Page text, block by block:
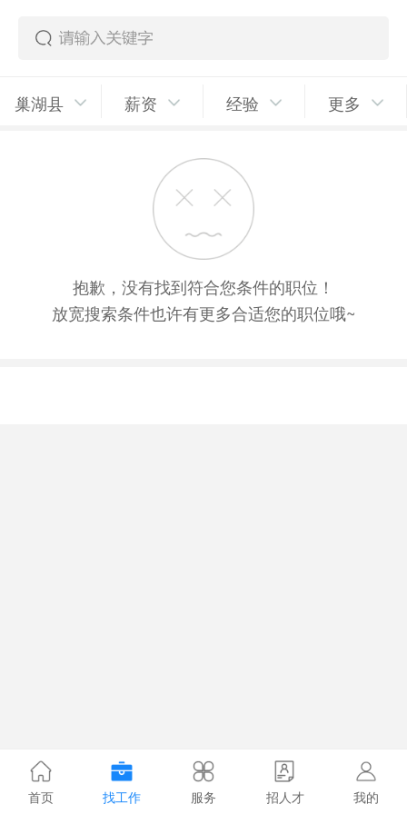
巢湖县 薪资 经验 更多
抱歉，没有找到符合您条件的职位！
放宽搜索条件也许有更多合适您的职位哦~
首页 找工作 服务 招人才 我的